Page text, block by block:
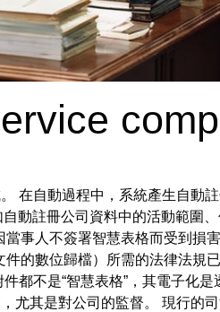
在自動過程中，系統產生自動
動註冊公司資料中的活動範圍、
當事人不簽署智慧表格而受到
的數位歸檔）所需的法律法規
都不是“智慧表格”，其電子化是
尤其是對公司的監督。 現行的